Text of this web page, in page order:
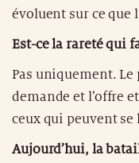
évoluent sur ce que
Est-ce la rareté qui
Pas uniquement. Le
demande et l’offre
ceux qui peuvent se
Aujourd’hui, la